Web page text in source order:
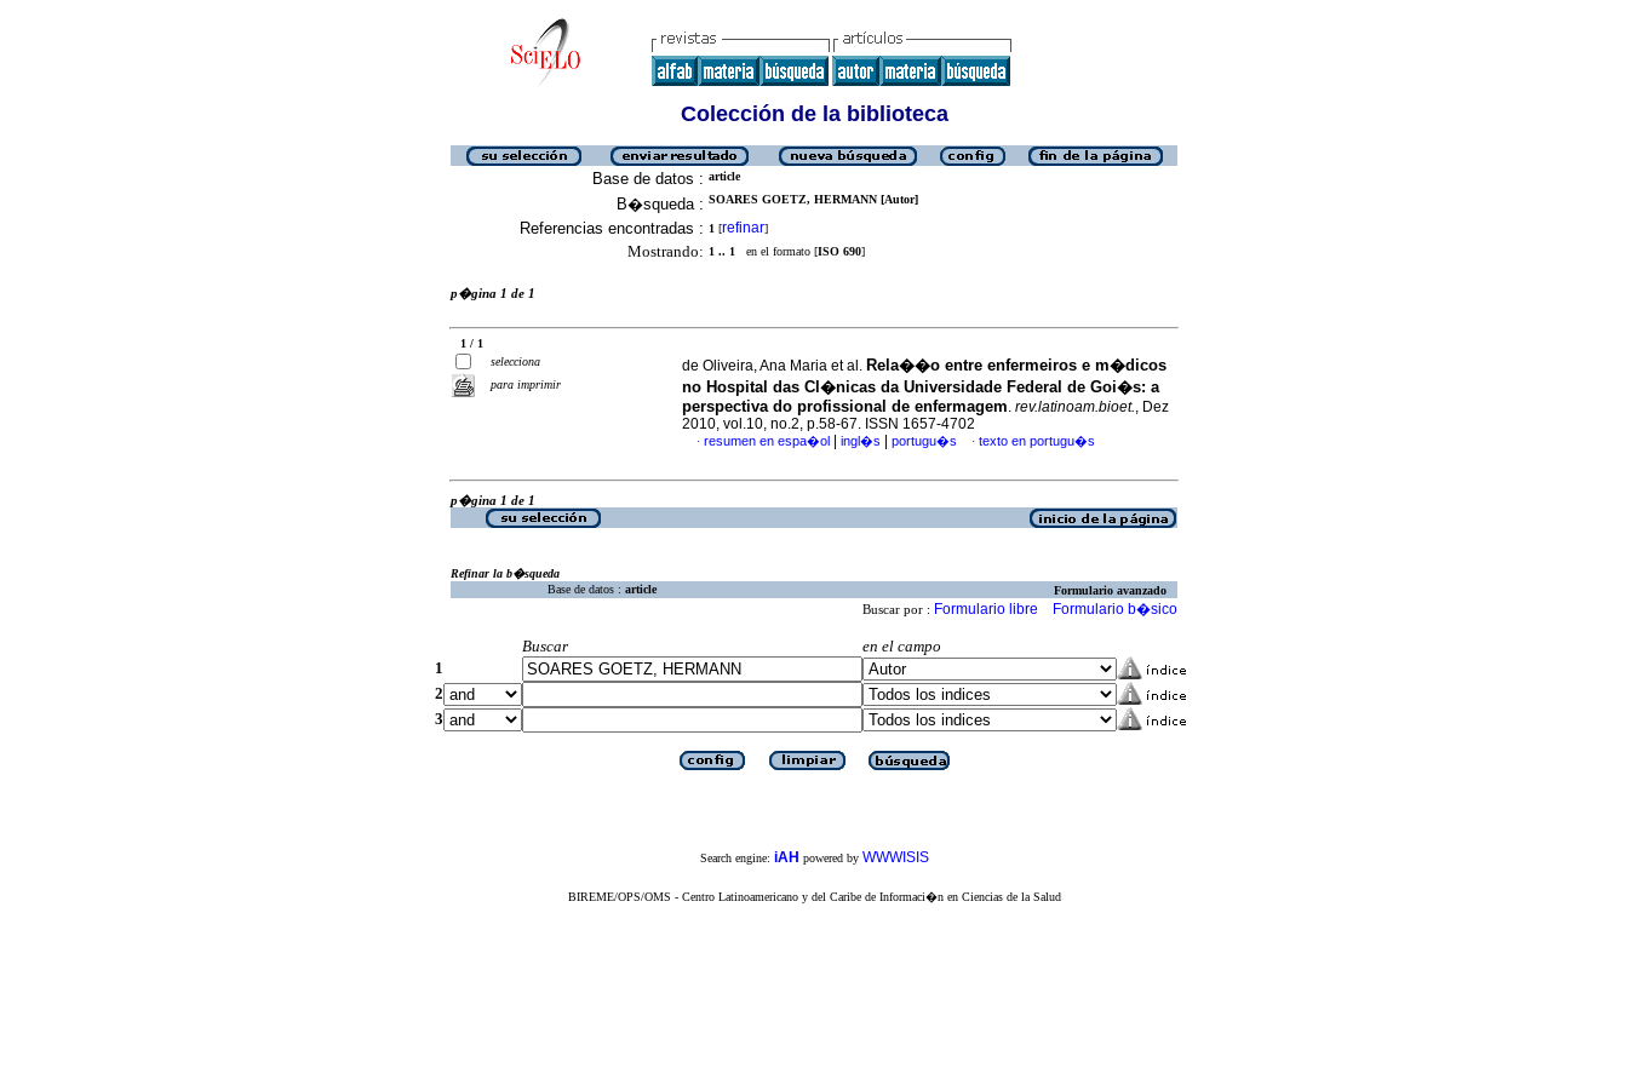
Colección de la biblioteca
Base de datos : article
B�squeda : SOARES GOETZ, HERMANN [Autor]
Referencias encontradas : 1 [refinar]
Mostrando: 1 .. 1 en el formato [ISO 690]
p�gina 1 de 1
1 / 1
selecciona
para imprimir
de Oliveira, Ana Maria et al. Rela��o entre enfermeiros e m�dicos
no Hospital das Cl�nicas da Universidade Federal de Goi�s: a
perspectiva do profissional de enfermagem. rev.latinoam.bioet., Dez
2010, vol.10, no.2, p.58-67. ISSN 1657-4702
· resumen en espa�ol ingl�s portugu�s · texto en portugu�s
p�gina 1 de 1
Refinar la b�squeda
Base de datos : article Formulario avanzado
Buscar por : Formulario libre Formulario b�sico
Buscar
en el campo
1
2
3
Search engine: iAH powered by WWWISIS
BIREME/OPS/OMS - Centro Latinoamericano y del Caribe de Informaci�n en Ciencias de la Salud